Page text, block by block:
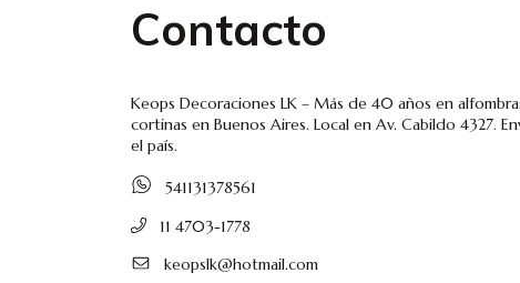
Contacto
Keops Decoraciones LK – Más de 40 años en
cortinas en Buenos Aires. Local en Av. Cabildo 4327.
el país.
541131378561
11 4703-1778
keopslk@hotmail.com